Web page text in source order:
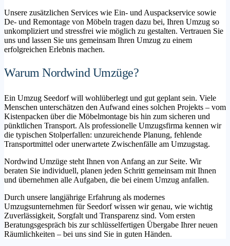
Unsere zusätzlichen Services wie Ein- und Auspackservice sowie
De- und Remontage von Möbeln tragen dazu bei, Ihren Umzug so
unkompliziert und stressfrei wie möglich zu gestalten. Vertrauen Sie
uns und lassen Sie uns gemeinsam Ihren Umzug zu einem
erfolgreichen Erlebnis machen.
Warum Nordwind Umzüge?
Ein Umzug Seedorf will wohlüberlegt und gut geplant sein. Viele
Menschen unterschätzen den Aufwand eines solchen Projekts – vom
Kistenpacken über die Möbelmontage bis hin zum sicheren und
pünktlichen Transport. Als professionelle Umzugsfirma kennen wir
die typischen Stolperfallen: unzureichende Planung, fehlende
Transportmittel oder unerwartete Zwischenfälle am Umzugstag.
Nordwind Umzüge steht Ihnen von Anfang an zur Seite. Wir
beraten Sie individuell, planen jeden Schritt gemeinsam mit Ihnen
und übernehmen alle Aufgaben, die bei einem Umzug anfallen.
Durch unsere langjährige Erfahrung als modernes
Umzugsunternehmen für Seedorf wissen wir genau, wie wichtig
Zuverlässigkeit, Sorgfalt und Transparenz sind. Vom ersten
Beratungsgespräch bis zur schlüsselfertigen Übergabe Ihrer neuen
Räumlichkeiten – bei uns sind Sie in guten Händen.